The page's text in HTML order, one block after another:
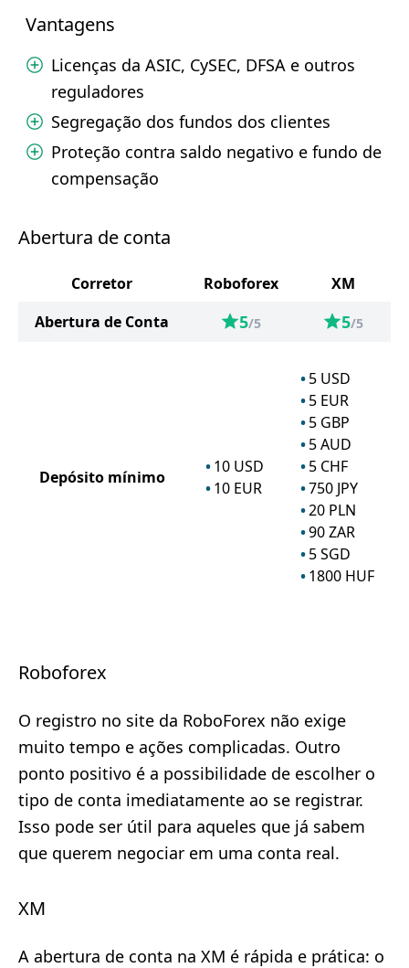
Vantagens
Licenças da ASIC, CySEC, DFSA e outros
reguladores
Segregação dos fundos dos clientes
Proteção contra saldo negativo e fundo de
compensação
Abertura de conta
Corretor Roboforex
XM
Abertura de Conta
5/5 5/5
Depósito mínimo
10 USD
10 EUR
5 USD
5 EUR
5 GBP
5AUD
5 CHF
750 JPY
20 PLN
90ZAR
5SGD
1800 HUF
Roboforex
O registro no site da RoboForex não exige
muito tempo e ações complicadas. Outro
ponto positivo é a possibilidade de escolher o
tipo de conta imediatamente ao se registrar.
Isso pode ser útil para aqueles que já sabem
que querem negociar em uma conta real.
XM
A abertura de conta na XM é rápida e prática: o